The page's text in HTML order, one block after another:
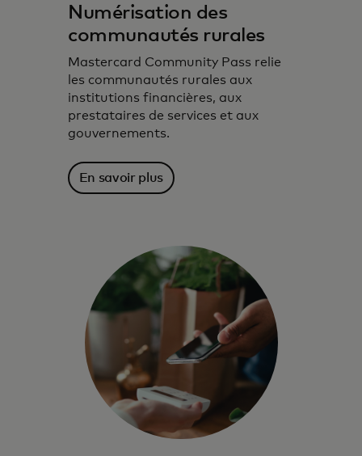
Numérisation des
communautés rurales
Mastercard Community Pass relie
les communautés rurales aux
institutions financières, aux
prestataires de services et aux
gouvernements.
En savoir plus